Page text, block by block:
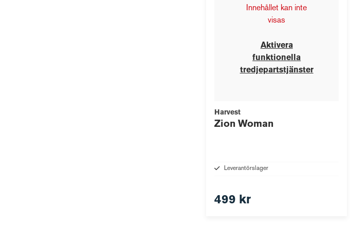
Innehållet kan inte
visas
Aktivera
funktionella
tredjepartstjänster
Harvest
Zion Woman
Leverantörslager
499 kr